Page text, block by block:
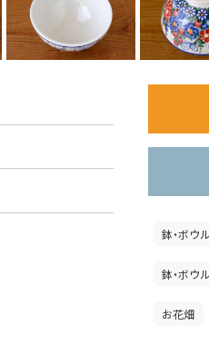
鉢・ボウ
鉢・ボウ
お花畑